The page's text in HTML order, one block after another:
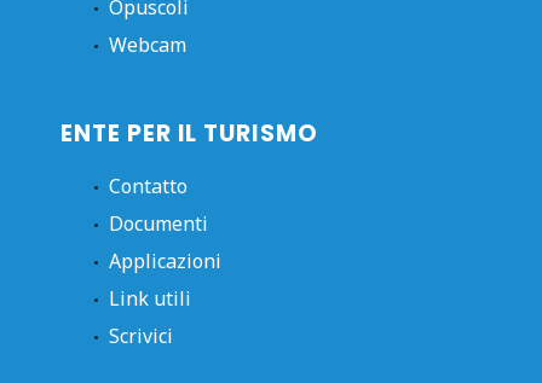
Opuscoli
Webcam
ENTE PER IL TURISMO
Contatto
Documenti
Applicazioni
Link utili
Scrivici